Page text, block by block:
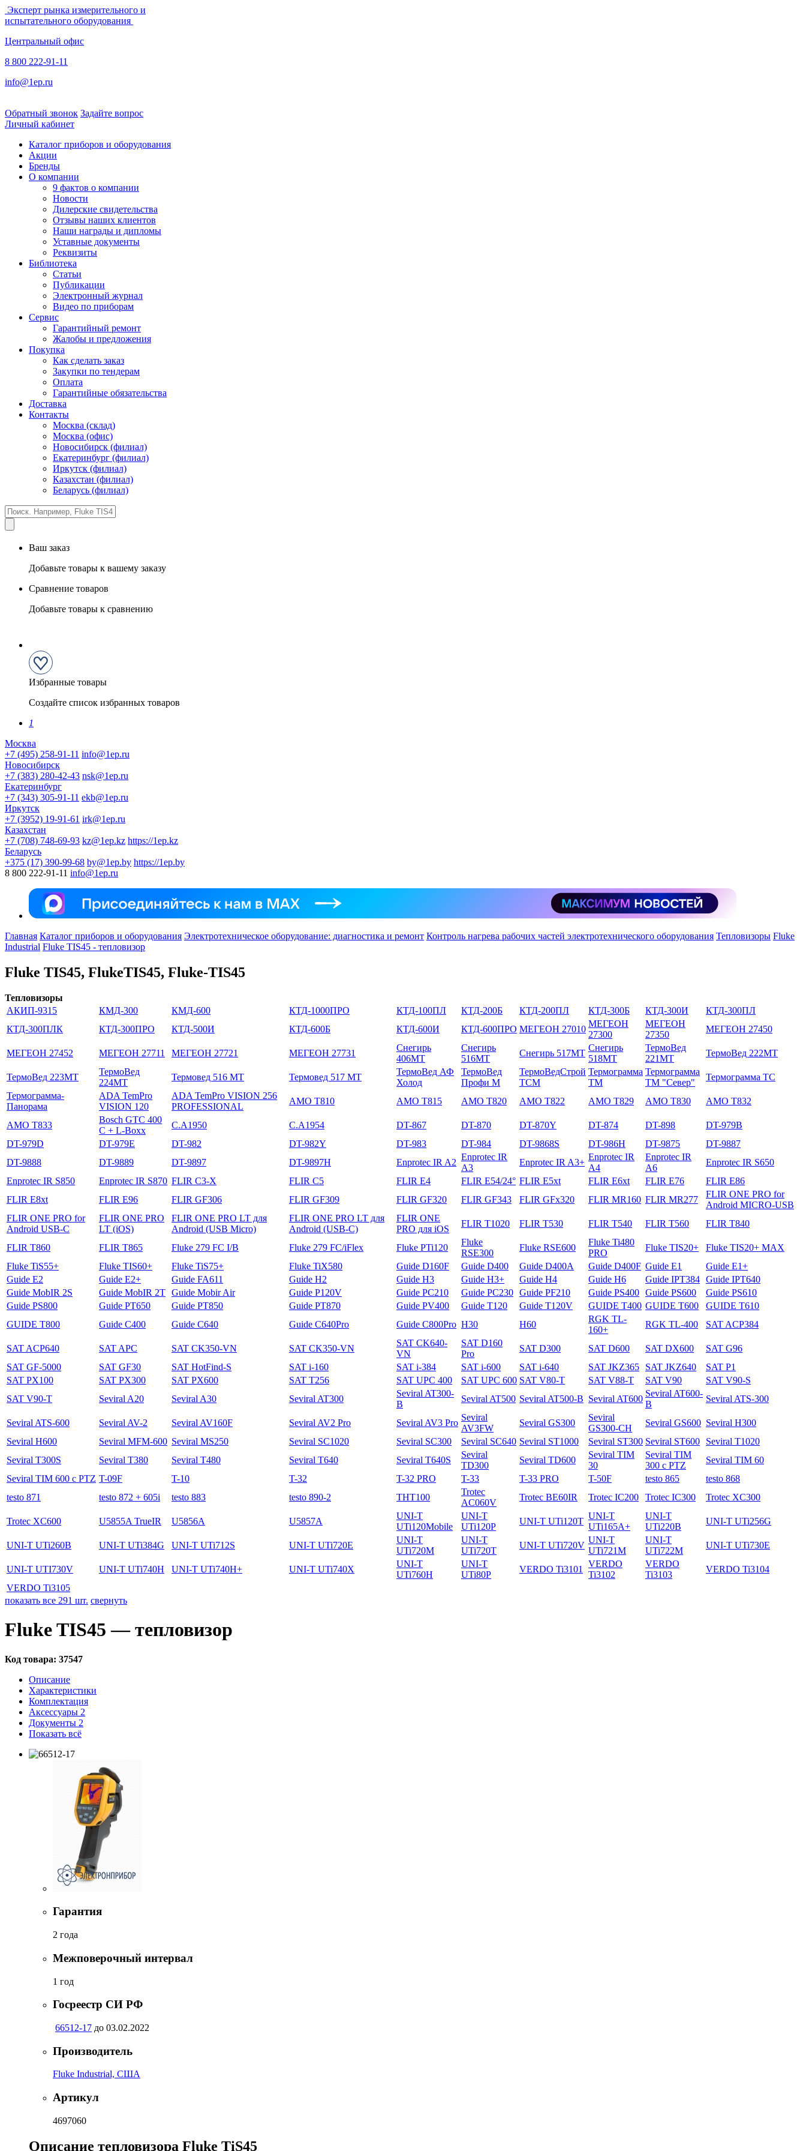
Эксперт рынка измерительного и
испытательного оборудования
Центральный офис
8 800 222-91-11
info@1ep.ru
Обратный звонок Задайте вопрос
Личный кабинет
Каталог приборов и оборудования
Акции
Бренды
О компании
9 фактов о компании
Новости
Дилерские свидетельства
Отзывы наших клиентов
Наши награды и дипломы
Уставные документы
Реквизиты
Библиотека
Статьи
Публикации
Электронный журнал
Видео по приборам
Сервис
Гарантийный ремонт
Жалобы и предложения
Покупка
Как сделать заказ
Закупки по тендерам
Оплата
Гарантийные обязательства
Доставка
Контакты
Москва (склад)
Москва (офис)
Новосибирск (филиал)
Екатеринбург (филиал)
Иркутск (филиал)
Казахстан (филиал)
Беларусь (филиал)
Ваш заказ
Добавьте товары к вашему заказу
Сравнение товаров
Добавьте товары к сравнению
Избранные товары
Создайте список избранных товаров
1
Москва
+7 (495) 258-91-11 info@1ep.ru
Новосибирск
+7 (383) 280-42-43 nsk@1ep.ru
Екатеринбург
+7 (343) 305-91-11 ekb@1ep.ru
Иркутск
+7 (3952) 19-91-61 irk@1ep.ru
Казахстан
+7 (708) 748-69-93 kz@1ep.kz https://1ep.kz
Беларусь
+375 (17) 390-99-68 by@1ep.by https://1ep.by
8 800 222-91-11 info@1ep.ru
Главная Каталог приборов и оборудования Электротехническое оборудование: диагностика и ремонт Контроль нагрева рабочих частей электротехнического оборудования Тепловизоры Fluke
Industrial Fluke TIS45 - тепловизор
Fluke TIS45, FlukeTIS45, Fluke-TIS45
Тепловизоры
АКИП-9315
КМД-300 КМД-600 КТД-1000ПРО КТД-100ПЛ КТД-200Б КТД-200ПЛ КТД-300Б КТД-300И
КТД-300ПЛ
КТД-300ПЛК
КТД-300ПРО КТД-500И КТД-600Б КТД-600И КТД-600ПРО МЕГЕОН 27010
МЕГЕОН
27300
МЕГЕОН
27350
МЕГЕОН 27450
МЕГЕОН 27452 МЕГЕОН 27711 МЕГЕОН 27721 МЕГЕОН 27731
Снегирь
406МТ
Снегирь
516МТ
Снегирь 517МТ
Снегирь
518МТ
ТермоВед
221МТ
ТермоВед 222МТ
ТермоВед 223МТ
ТермоВед
224МТ
Термовед 516 МТ Термовед 517 МТ
ТермоВед АФ
Холод
ТермоВед
Профи М
ТермоВедСтрой
ТСМ
Термограмма
ТМ
Термограмма
ТМ "Север"
Термограмма ТС
Термограмма-
Панорама
ADA TemPro
VISION 120
ADA TemPro VISION 256
PROFESSIONAL
AMO T810 AMO T815 AMO T820 AMO T822 AMO T829 AMO T830 AMO T832
AMO T833
Bosch GTC 400
C + L-Boxx
C.A1950 C.A1954 DT-867 DT-870 DT-870Y DT-874 DT-898
DT-979B
DT-979D
DT-979E DT-982 DT-982Y DT-983 DT-984 DT-9868S DT-986H DT-9875
DT-9887
DT-9888
DT-9889 DT-9897 DT-9897H Enprotec IR A2
Enprotec IR
A3
Enprotec IR A3+
Enprotec IR
A4
Enprotec IR
A6
Enprotec IR S650
Enprotec IR S850
Enprotec IR S870 FLIR C3-X FLIR C5 FLIR E4 FLIR E54/24° FLIR E5xt FLIR E6xt FLIR E76
FLIR E86
FLIR E8xt
FLIR E96 FLIR GF306 FLIR GF309 FLIR GF320 FLIR GF343 FLIR GFх320 FLIR MR160 FLIR MR277
FLIR ONE PRO for
Android MICRO-USB
FLIR ONE PRO for
Android USB-C
FLIR ONE PRO
LT (iOS)
FLIR ONE PRO LT для
Android (USB Micro)
FLIR ONE PRO LT для
Android (USB-C)
FLIR ONE
PRO для iOS
FLIR T1020 FLIR T530 FLIR T540 FLIR T560 FLIR T840
FLIR T860 FLIR T865 Fluke 279 FC I/B Fluke 279 FC/iFlex Fluke PTi120
Fluke
RSE300
Fluke RSE600
Fluke Ti480
PRO
Fluke TIS20+
Fluke TIS20+ MAX
Fluke TiS55+
Fluke TIS60+ Fluke TiS75+ Fluke TiX580 Guide D160F Guide D400 Guide D400A Guide D400F Guide E1
Guide E1+
Guide E2
Guide E2+ Guide FA611 Guide H2 Guide H3 Guide H3+ Guide H4 Guide H6 Guide IPT384 Guide IPT640
Guide MobIR 2S
Guide MobIR 2T Guide Mobir Air Guide P120V Guide PC210 Guide PC230 Guide PF210 Guide PS400 Guide PS600
Guide PS610
Guide PS800
Guide PT650 Guide PT850 Guide PT870 Guide PV400 Guide T120 Guide T120V GUIDE T400 GUIDE T600
GUIDE T610
GUIDE T800
Guide С400 Guide С640 Guide С640Pro Guide С800Pro H30 H60
RGK TL-
160+
RGK TL-400 SAT ACP384
SAT ACP640 SAT APC SAT CK350-VN SAT CK350-VN
SAT CK640-
VN
SAT D160
Pro
SAT D300 SAT D600 SAT DX600
SAT G96
SAT GF-5000
SAT GF30 SAT HotFind-S SAT i-160 SAT i-384 SAT i-600 SAT i-640 SAT JKZ365 SAT JKZ640
SAT P1
SAT PX100
SAT PX300 SAT PX600 SAT T256 SAT UPC 400 SAT UPC 600 SAT V80-T SAT V88-T SAT V90
SAT V90-S
SAT V90-T
Seviral A20 Seviral A30 Seviral AT300
Seviral AT300-
B
Seviral AT500 Seviral AT500-B Seviral AT600
Seviral AT600-
B
Seviral ATS-300
Seviral ATS-600 Seviral AV-2 Seviral AV160F Seviral AV2 Pro Seviral AV3 Pro
Seviral
AV3FW
Seviral GS300
Seviral
GS300-CH
Seviral GS600 Seviral H300
Seviral H600
Seviral MFM-600 Seviral MS250 Seviral SC1020 Seviral SC300 Seviral SC640 Seviral ST1000 Seviral ST300 Seviral ST600
Seviral T1020
Seviral T300S
Seviral T380 Seviral T480 Seviral T640 Seviral T640S
Seviral
TD300
Seviral TD600
Seviral TIM
30
Seviral TIM
300 с PTZ
Seviral TIM 60
Seviral TIM 600 с PTZ T-09F T-10 T-32 T-32 PRO T-33 T-33 PRO T-50F testo 865
testo 868
testo 871
testo 872 + 605i testo 883 testo 890-2 THT100
Trotec
AC060V
Trotec BE60IR Trotec IC200 Trotec IC300 Trotec XC300
Trotec XC600 U5855A TrueIR U5856A U5857A
UNI-T
UTi120Mobile
UNI-T
UTi120P
UNI-T UTi120T
UNI-T
UTi165A+
UNI-T
UTi220B
UNI-T UTi256G
UNI-T UTi260B UNI-T UTi384G UNI-T UTi712S UNI-T UTi720E
UNI-T
UTi720M
UNI-T
UTi720T
UNI-T UTi720V
UNI-T
UTi721M
UNI-T
UTi722M
UNI-T UTi730E
UNI-T UTI730V UNI-T UTi740H UNI-T UTi740H+ UNI-T UTi740X
UNI-T
UTi760H
UNI-T
UTi80P
VERDO Ti3101
VERDO
Ti3102
VERDO
Ti3103
VERDO Ti3104
VERDO Ti3105
показать все 291 шт. свернуть
Fluke TIS45 — тепловизор
Код товара: 37547
Описание
Характеристики
Комплектация
Аксессуары 2
Документы 2
Показать всё
Гарантия
2 года
Межповерочный интервал
1 год
Госреестр СИ РФ
66512-17 до 03.02.2022
Производитель
Fluke Industrial, США
Артикул
4697060
Описание тепловизора Fluke TiS45